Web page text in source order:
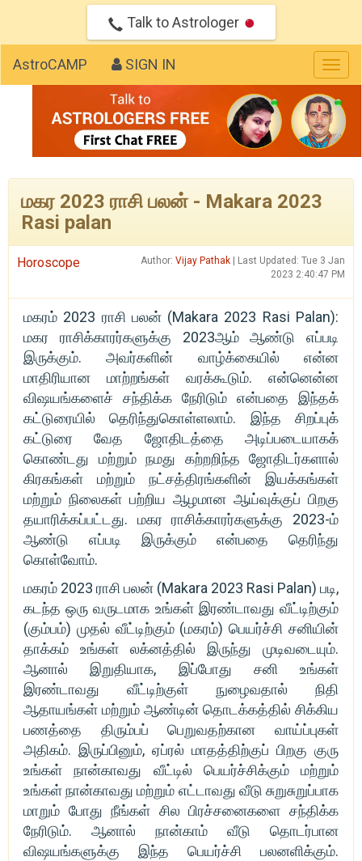
Talk to Astrologer
AstroCAMP SIGN IN
மகர 2023 ராசி பலன் - Makara 2023
Rasi palan
Horoscope Author: Vijay Pathak| Last Updated: Tue 3 Jan
2023 2:40:47 PM
மகரம் 2023 ராசி பலன் (Makara 2023 Rasi Palan):
மகர ராசிக்காரர்களுக்கு 2023ஆம் ஆண்டு எப்படி
இருக்கும். அவர்களின் வாழ்க்கையில் என்ன
மாதிரியான மாற்றங்கள் வரக்கூடும். என்னென்ன
விஷயங்களைச் சந்திக்க நேரிடும் என்பதை இந்தக்
கட்டுரையில் தெரிந்துகொள்ளலாம். இந்த சிறப்புக்
கட்டுரை வேத ஜோதிடத்தை அடிப்படையாகக்
கொண்டது மற்றும் நமது கற்றறிந்த ஜோதிடர்களால்
கிரகங்கள் மற்றும் நட்சத்திரங்களின் இயக்கங்கள்
மற்றும் நிலைகள் பற்றிய ஆழமான ஆய்வுக்குப் பிறகு
தயாரிக்கப்பட்டது. மகர ராசிக்காரர்களுக்கு 2023-ம்
ஆண்டு எப்படி இருக்கும் என்பதை தெரிந்து
கொள்வோம்.
மகரம் 2023 ராசி பலன் (Makara 2023 Rasi Palan) படி,
கடந்த ஒரு வருடமாக உங்கள் இரண்டாவது வீட்டிற்கும்
(கும்பம்) முதல் வீட்டிற்கும் (மகரம்) பெயர்ச்சி சனியின்
தாக்கம் உங்கள் லக்னத்தில் இருந்து முடிவடையும்.
ஆனால் இறுதியாக, இப்போது சனி உங்கள்
இரண்டாவது வீட்டிற்குள் நுழைவதால் நிதி
ஆதாயங்கள் மற்றும் ஆண்டின் தொடக்கத்தில் சிக்கிய
பணத்தை திரும்பப் பெறுவதற்கான வாய்ப்புகள்
அதிகம். இருப்பினும், ஏப்ரல் மாதத்திற்குப் பிறகு குரு
உங்கள் நான்காவது வீட்டில் பெயர்ச்சிக்கும் மற்றும்
உங்கள் நான்காவது மற்றும் எட்டாவது வீடு சுறுசுறுப்பாக
மாறும் போது நீங்கள் சில பிரச்சனைகளை சந்திக்க
நேரிடும். ஆனால் நான்காம் வீடு தொடர்பான
விஷயங்களுக்கு இந்த பெயர்ச்சி பலனளிக்கும்.